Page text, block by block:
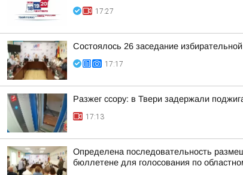
17:27
Состоялось 26 заседание
17:17
Разжег ссору: в Твери задержали
17:13
Определена последовательность
бюллетене для голосования по